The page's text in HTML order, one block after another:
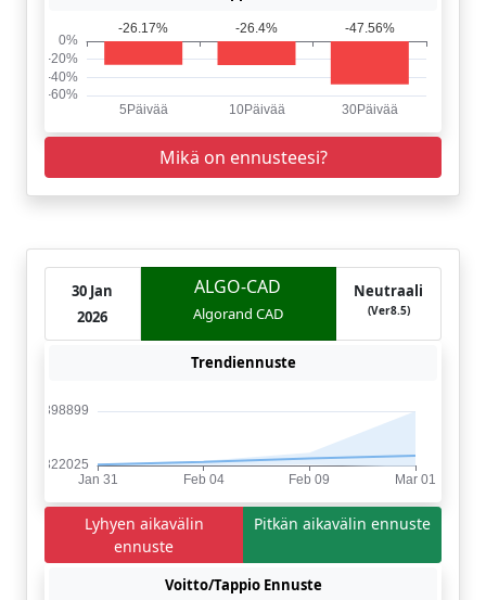
Mikä on ennusteesi?
30 Jan
2026
ALGO-CAD
Algorand CAD
Neutraali
(Ver8.5)
Trendiennuste
Lyhyen aikavälin
ennuste
Pitkän aikavälin ennuste
Voitto/Tappio Ennuste